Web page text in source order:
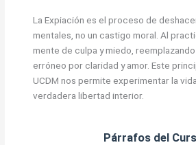
La Expiación es el proceso de
mentales, no un castigo moral. Al
mente de culpa y miedo,
erróneo por claridad y amor. Este
UCDM nos permite experimentar la
verdadera libertad interior.
Párrafos del